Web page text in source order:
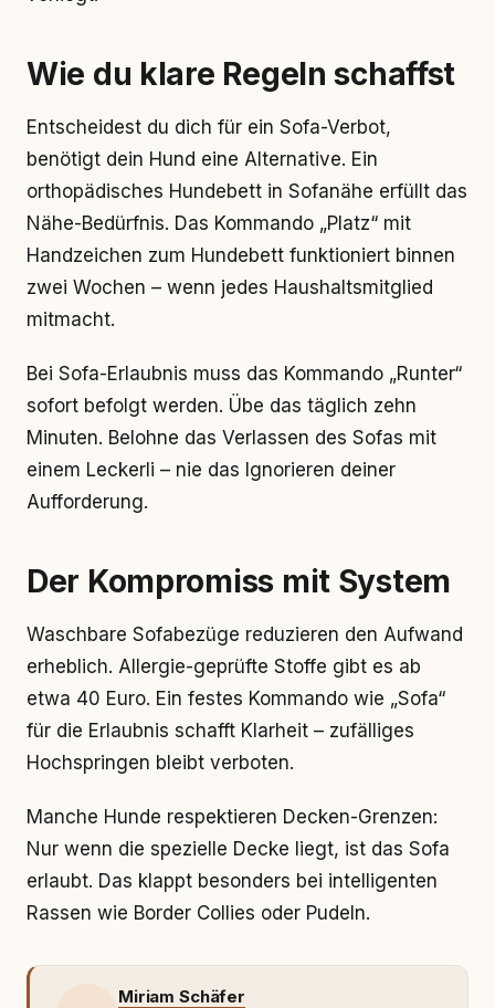
Wie du klare Regeln schaffst
Entscheidest du dich für ein Sofa-Verbot,
benötigt dein Hund eine Alternative. Ein
orthopädisches Hundebett in Sofanähe erfüllt das
Nähe-Bedürfnis. Das Kommando „Platz“ mit
Handzeichen zum Hundebett funktioniert binnen
zwei Wochen – wenn jedes Haushaltsmitglied
mitmacht.
Bei Sofa-Erlaubnis muss das Kommando „Runter“
sofort befolgt werden. Übe das täglich zehn
Minuten. Belohne das Verlassen des Sofas mit
einem Leckerli – nie das Ignorieren deiner
Aufforderung.
Der Kompromiss mit System
Waschbare Sofabezüge reduzieren den Aufwand
erheblich. Allergie-geprüfte Stoffe gibt es ab
etwa 40 Euro. Ein festes Kommando wie „Sofa“
für die Erlaubnis schafft Klarheit – zufälliges
Hochspringen bleibt verboten.
Manche Hunde respektieren Decken-Grenzen:
Nur wenn die spezielle Decke liegt, ist das Sofa
erlaubt. Das klappt besonders bei intelligenten
Rassen wie Border Collies oder Pudeln.
Miriam Schäfer